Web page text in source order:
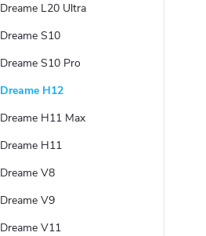
Dreame L20 Ultra
Dreame S10
Dreame S10 Pro
Dreame H12
Dreame H11 Max
Dreame H11
Dreame V8
Dreame V9
Dreame V11